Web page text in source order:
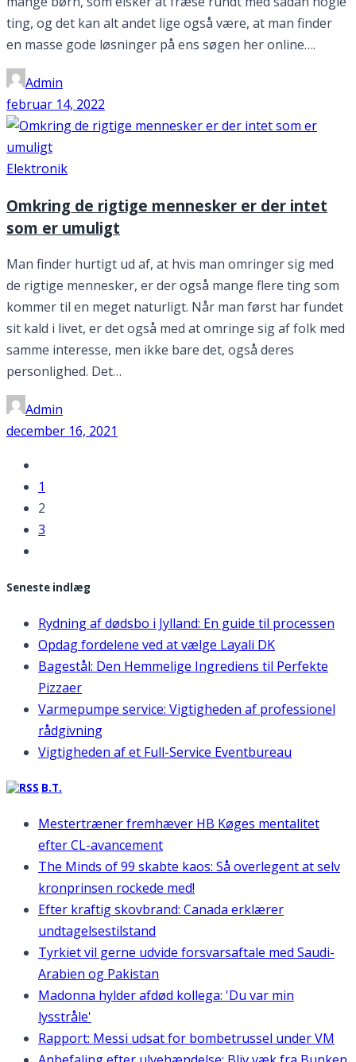
ting, og det kan alt andet lige også være, at man finder
en masse gode løsninger på ens søgen her online….
Admin
februar 14, 2022
Elektronik
Omkring de rigtige mennesker er der intet
som er umuligt
Man finder hurtigt ud af, at hvis man omringer sig med
de rigtige mennesker, er der også mange flere ting som
kommer til en meget naturligt. Når man først har fundet
sit kald i livet, er det også med at omringe sig af folk med
samme interesse, men ikke bare det, også deres
personlighed. Det…
Admin
december 16, 2021
1
2
3
Seneste indlæg
Rydning af dødsbo i Jylland: En guide til processen
Opdag fordelene ved at vælge Layali DK
Bagestål: Den Hemmelige Ingrediens til Perfekte
Pizzaer
Varmepumpe service: Vigtigheden af professionel
rådgivning
Vigtigheden af et Full-Service Eventbureau
B.T.
Mestertræner fremhæver HB Køges mentalitet
efter CL-avancement
The Minds of 99 skabte kaos: Så overlegent at selv
kronprinsen rockede med!
Efter kraftig skovbrand: Canada erklærer
undtagelsestilstand
Tyrkiet vil gerne udvide forsvarsaftale med Saudi-
Arabien og Pakistan
Madonna hylder afdød kollega: 'Du var min
lysstråle'
Rapport: Messi udsat for bombetrussel under VM